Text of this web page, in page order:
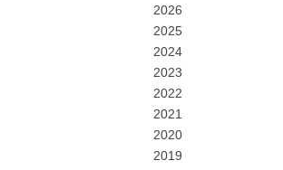
2026
2025
2024
2023
2022
2021
2020
2019